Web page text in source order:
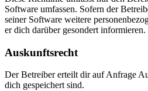
Software umfassen. Sofern der
seiner Software weitere
er dich darüber gesondert informieren.
Auskunftsrecht
Der Betreiber erteilt dir auf Anfrage
dich gespeichert sind.